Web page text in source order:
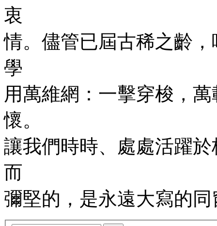
衷
情。儘管已屆古稀之齡
學
用萬維網：一擊穿梭，
懷。
讓我們時時、處處活躍
而
彌堅的，是永遠大寫的